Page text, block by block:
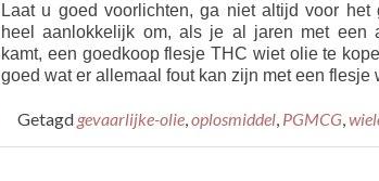
Laat u goed voorlichten, ga niet altijd voor het
heel aanlokkelijk om, als je al jaren met een
kamt, een goedkoop flesje THC wiet olie te
goed wat er allemaal fout kan zijn met een flesje
Getagd gevaarlijke-olie,oplosmiddel, PGMCG,